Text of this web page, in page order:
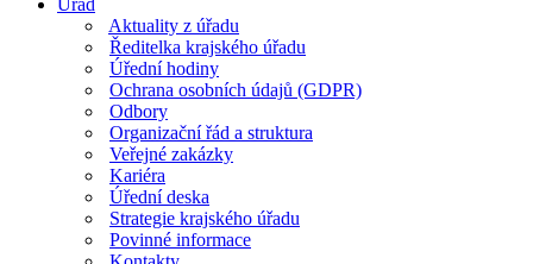
Úřad
Aktuality z úřadu
Ředitelka krajského úřadu
Úřední hodiny
Ochrana osobních údajů (GDPR)
Odbory
Organizační řád a struktura
Veřejné zakázky
Kariéra
Úřední deska
Strategie krajského úřadu
Povinné informace